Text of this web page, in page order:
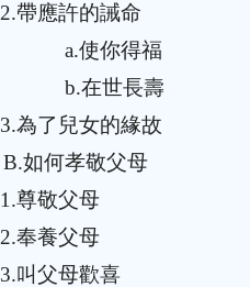
2.帶應許的誡命
a.使你得福
b.在世長壽
3.為了兒女的緣故
B.如何孝敬父母
1.尊敬父母
2.奉養父母
3.叫父母歡喜